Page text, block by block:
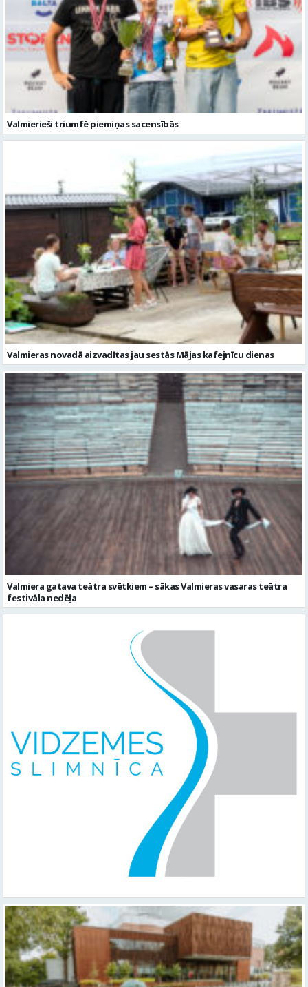
Valmierieši triumfē piemiņas sacensībās
Valmieras novadā aizvadītas jau sestās Mājas kafejnīcu dienas
Valmiera gatava teātra svētkiem – sākas Valmieras vasaras teātra
festivāla nedēļa